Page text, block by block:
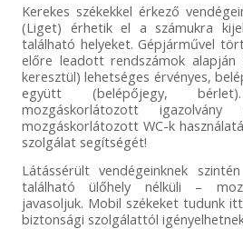
Kerekes székekkel érkező
(Liget) érhetik el a számukra
található helyeket. Gépjárművel
előre leadott rendszámok alapján
keresztül) lehetséges érvényes,
együtt (belépőjegy,
mozgáskorlátozott
mozgáskorlátozott WC-k
szolgálat segítségét!
Látássérült vendégeinknek
található ülőhely nélküli –
javasoljuk. Mobil székeket tudunk
biztonsági szolgálattól